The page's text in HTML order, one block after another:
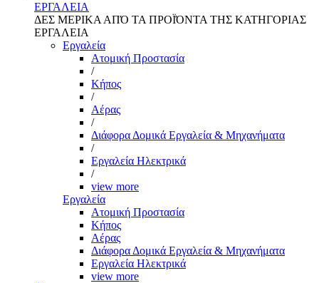
ΕΡΓΑΛΕΙΑ
ΔΕΣ ΜΕΡΙΚΑ ΑΠΌ ΤΑ ΠΡΟΪΌΝΤΑ ΤΗΣ ΚΑΤΗΓΟΡΙΑΣ
ΕΡΓΑΛΕΙΑ
Εργαλεία
Aτομική Προστασία
/
Kήπος
/
Αέρας
/
Διάφορα Δομικά Εργαλεία & Μηχανήματα
/
Εργαλεία Ηλεκτρικά
/
view more
Εργαλεία
Aτομική Προστασία
Kήπος
Αέρας
Διάφορα Δομικά Εργαλεία & Μηχανήματα
Εργαλεία Ηλεκτρικά
view more